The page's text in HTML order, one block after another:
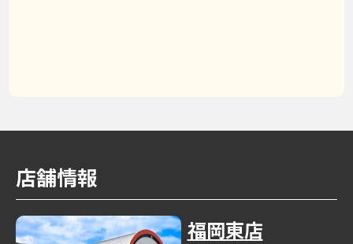
店舗情報
福岡東店